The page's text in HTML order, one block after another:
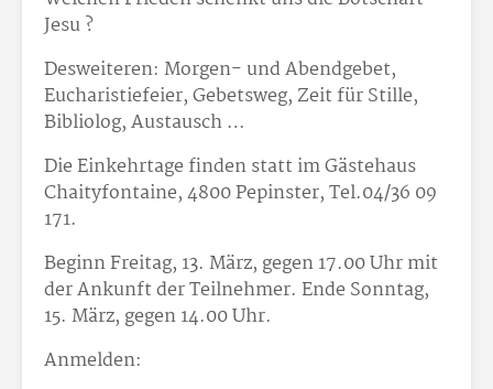
Jesu ?
Desweiteren: Morgen- und Abendgebet,
Eucharistiefeier, Gebetsweg, Zeit für Stille,
Bibliolog, Austausch …
Die Einkehrtage finden statt im Gästehaus
Chaityfontaine, 4800 Pepinster, Tel.04/36 09
171.
Beginn Freitag, 13. März, gegen 17.00 Uhr mit
der Ankunft der Teilnehmer. Ende Sonntag,
15. März, gegen 14.00 Uhr.
Anmelden: